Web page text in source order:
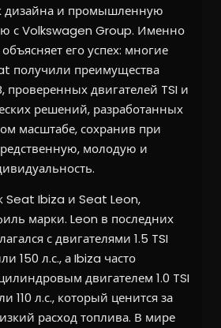
дизайна и промышленную
с Volkswagen Group. Именно
объясняет его успех: многие
получили преимущества
проверенных двигателей TSI и
решений, разработанных
масштабе, сохранив при
молодую и
Seat Ibiza и Seat Leon,
марки. Leon в последних
с двигателями 1.5 TSI
150 л.с., а Ibiza часто
двигателем 1.0 TSI
110 л.с., который ценится за
расход топлива. В мире